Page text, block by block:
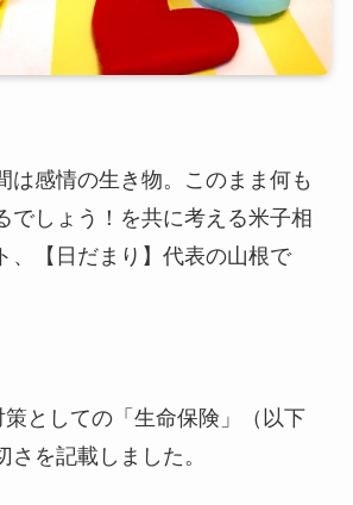
は感情の生き物。このまま何も
でしょう！を共に考える米子相
、【日だまり】代表の山根で
策としての「生命保険」（以下
さを記載しました。